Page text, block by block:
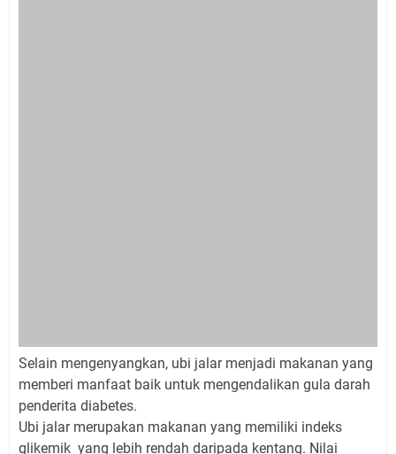
Selain mengenyangkan, ubi jalar menjadi makanan yang
memberi manfaat baik untuk mengendalikan gula darah
penderita diabetes.
Ubi jalar merupakan makanan yang memiliki indeks
glikemik yang lebih rendah daripada kentang. Nilai